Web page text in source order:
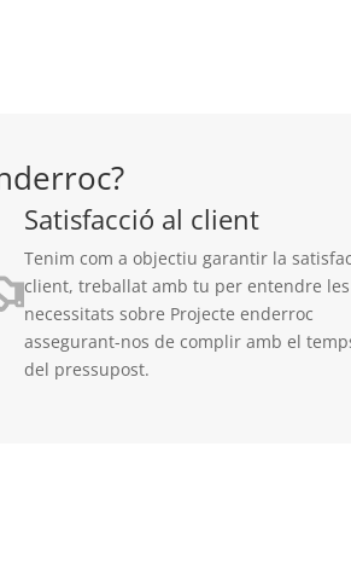
Satisfacció al client
Tenim com a objectiu garantir la
client, treballat amb tu per entendre les
necessitats sobre Projecte enderroc
assegurant-nos de complir amb el
del pressupost.